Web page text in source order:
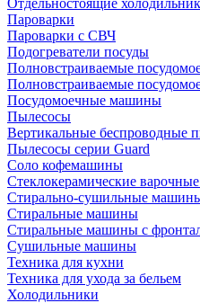
Отдельностоящие
Пароварки
Пароварки с СВЧ
Подогреватели посуды
Полновстраиваемые
Полновстраиваемые
Посудомоечные машины
Пылесосы
Вертикальные беспроводные
Пылесосы серии Guard
Соло кофемашины
Стеклокерамические
Стирально-сушильные
Стиральные машины
Стиральные машины с
Сушильные машины
Техника для кухни
Техника для ухода за бельем
Холодильники